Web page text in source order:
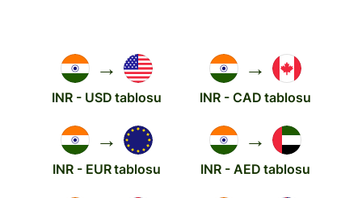
→
INR - USD tablosu
→
INR - CAD tablosu
→
INR - EUR tablosu
→
INR - AED tablosu